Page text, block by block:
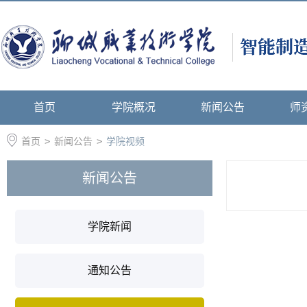
首页 学院概况 新闻公告 师
首页 > 新闻公告 > 学院视频
新闻公告
学院新闻
通知公告